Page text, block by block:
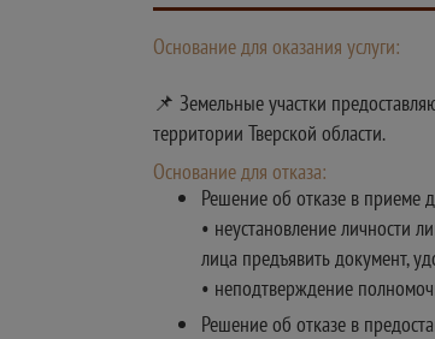
Основание для оказания услуги:
📌 Земельные участки
территории Тверской области.
Основание для отказа:
Решение об отказе в приеме
• неустановление личности
лица предъявить документ,
• неподтверждение
Решение об отказе в